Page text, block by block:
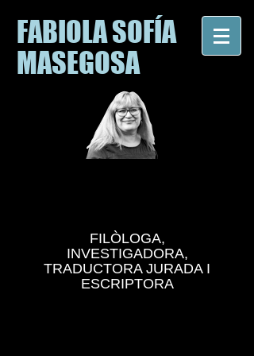
FABIOLA SOFÍA
MASEGOSA
FILÒLOGA,
INVESTIGADORA,
TRADUCTORA JURADA I
ESCRIPTORA